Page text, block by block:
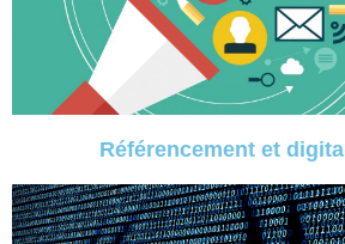
Référencement et digital